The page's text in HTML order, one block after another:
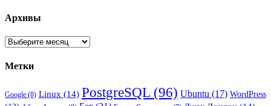
Архивы
Архивы
Метки
Google (8) Linux (14) PostgreSQL (96) Ubuntu (17) WordPress